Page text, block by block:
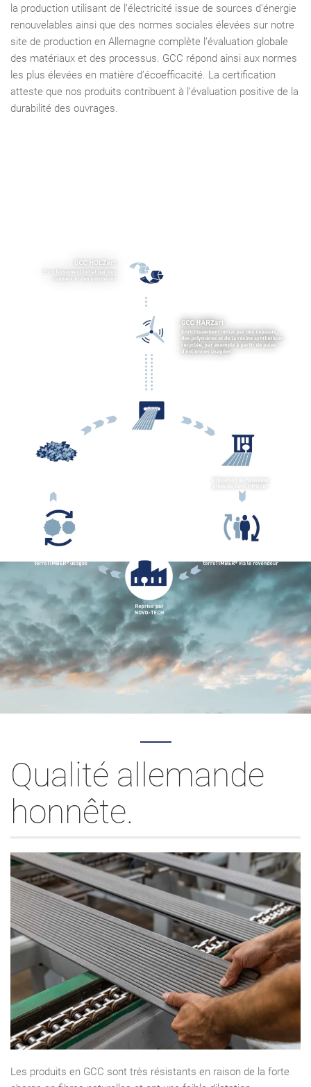
la production utilisant de l’électricité issue de sources d’énergie
renouvelables ainsi que des normes sociales élevées sur notre
site de production en Allemagne complète l’évaluation globale
des matériaux et des processus. GCC répond ainsi aux normes
les plus élevées en matière d’écoefficacité. La certification
atteste que nos produits contribuent à l’évaluation positive de la
durabilité des ouvrages.
Qualité allemande
honnête.
Les produits en GCC sont très résistants en raison de la forte